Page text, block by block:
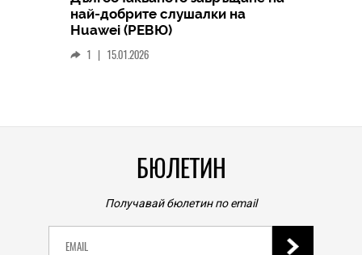
най-добрите слушалки на
Huawei (РЕВЮ)
1 | 15.01.2026
БЮЛЕТИН
Получавай бюлетин по email